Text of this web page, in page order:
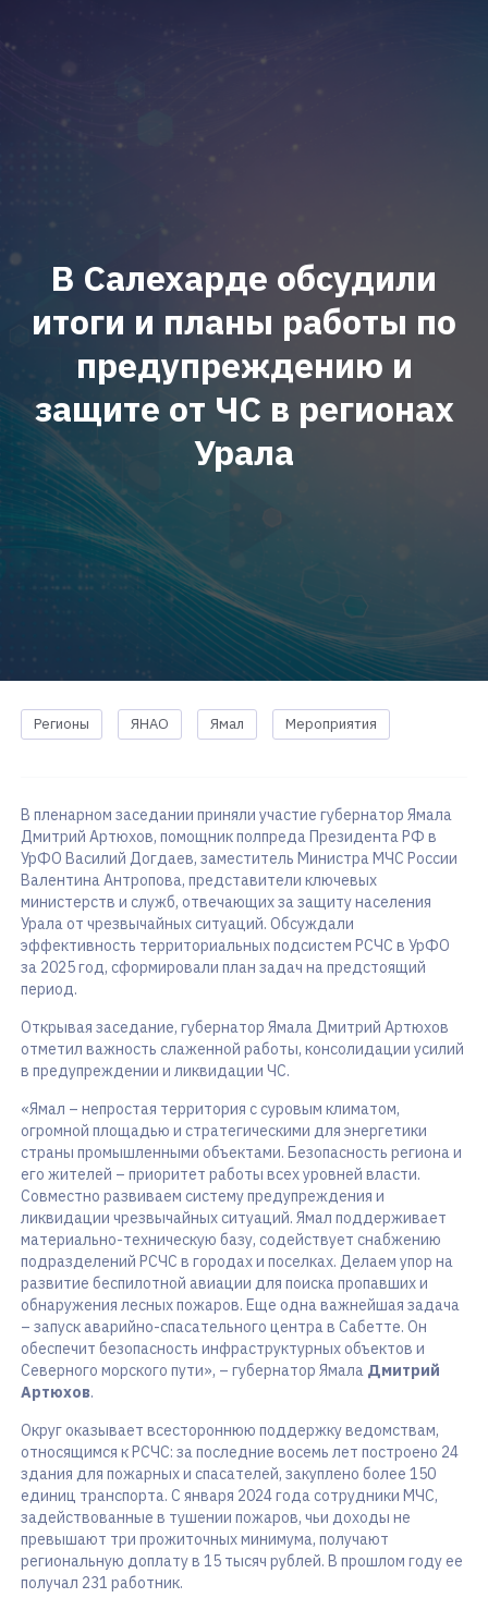
В Салехарде обсудили
итоги и планы работы по
предупреждению и
защите от ЧС в регионах
Урала
Регионы ЯНАО Ямал Мероприятия
В пленарном заседании приняли участие губернатор Ямала
Дмитрий Артюхов, помощник полпреда Президента РФ в
УрФО Василий Догдаев, заместитель Министра МЧС России
Валентина Антропова, представители ключевых
министерств и служб, отвечающих за защиту населения
Урала от чрезвычайных ситуаций. Обсуждали
эффективность территориальных подсистем РСЧС в УрФО
за 2025 год, сформировали план задач на предстоящий
период.
Открывая заседание, губернатор Ямала Дмитрий Артюхов
отметил важность слаженной работы, консолидации усилий
в предупреждении и ликвидации ЧС.
«Ямал – непростая территория с суровым климатом,
огромной площадью и стратегическими для энергетики
страны промышленными объектами. Безопасность региона и
его жителей – приоритет работы всех уровней власти.
Совместно развиваем систему предупреждения и
ликвидации чрезвычайных ситуаций. Ямал поддерживает
материально-техническую базу, содействует снабжению
подразделений РСЧС в городах и поселках. Делаем упор на
развитие беспилотной авиации для поиска пропавших и
обнаружения лесных пожаров. Еще одна важнейшая задача
– запуск аварийно-спасательного центра в Сабетте. Он
обеспечит безопасность инфраструктурных объектов и
Северного морского пути», – губернатор Ямала Дмитрий
Артюхов.
Округ оказывает всестороннюю поддержку ведомствам,
относящимся к РСЧС: за последние восемь лет построено 24
здания для пожарных и спасателей, закуплено более 150
единиц транспорта. С января 2024 года сотрудники МЧС,
задействованные в тушении пожаров, чьи доходы не
превышают три прожиточных минимума, получают
региональную доплату в 15 тысяч рублей. В прошлом году ее
получал 231 работник.